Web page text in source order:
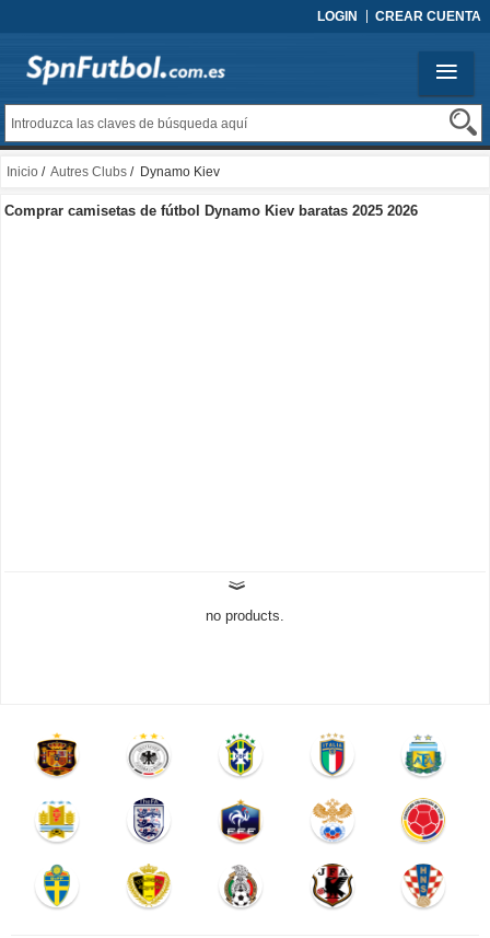
LOGIN CREAR CUENTA
Inicio / Autres Clubs / Dynamo Kiev
Comprar camisetas de fútbol Dynamo Kiev baratas 2025 2026
no products.